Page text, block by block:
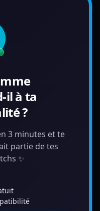
il à ta
?
3 minutes et te
partie de tes
✨